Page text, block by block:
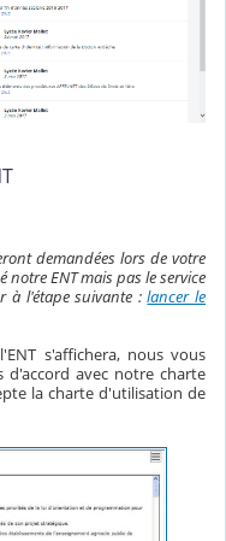
demandées lors de votre
notre ENT mais pas le service
à l'étape suivante :lancer le
s'affichera, nous vous
avec notre charte
la charte d'utilisation de